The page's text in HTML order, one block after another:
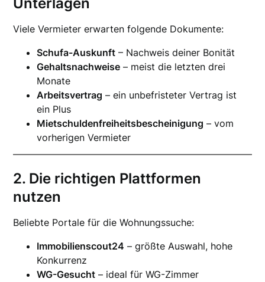
Unterlagen
Viele Vermieter erwarten folgende Dokumente:
Schufa-Auskunft – Nachweis deiner Bonität
Gehaltsnachweise – meist die letzten drei
Monate
Arbeitsvertrag – ein unbefristeter Vertrag ist
ein Plus
Mietschuldenfreiheitsbescheinigung – vom
vorherigen Vermieter
2. Die richtigen Plattformen
nutzen
Beliebte Portale für die Wohnungssuche:
Immobilienscout24 – größte Auswahl, hohe
Konkurrenz
WG-Gesucht – ideal für WG-Zimmer